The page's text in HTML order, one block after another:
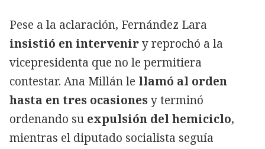
Pese a la aclaración, Fernández Lara
insistió en interveniry reprochó a la
vicepresidenta que no le permitiera
contestar. Ana Millán le llamó al orden
hasta en tres ocasionesy terminó
ordenando su expulsión del hemiciclo,
mientras el diputado socialista seguía